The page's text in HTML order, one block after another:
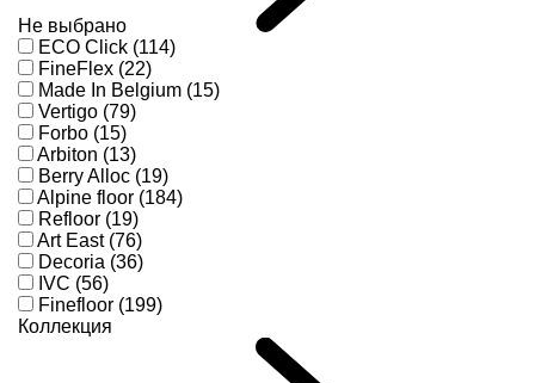
Не выбрано
ECO Click (114)
FineFlex (22)
Made In Belgium (15)
Vertigo (79)
Forbo (15)
Arbiton (13)
Berry Alloc (19)
Alpine floor (184)
Refloor (19)
Art East (76)
Decoria (36)
IVC (56)
Finefloor (199)
Коллекция